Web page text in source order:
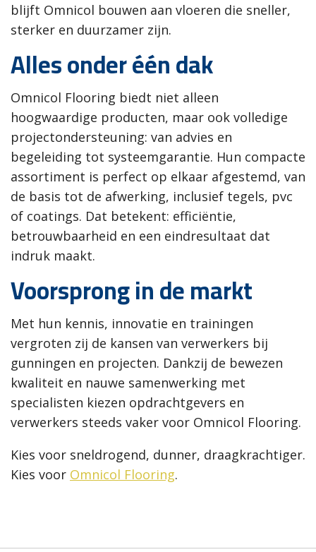
blijft Omnicol bouwen aan vloeren die sneller,
sterker en duurzamer zijn.
Alles onder één dak
Omnicol Flooring biedt niet alleen
hoogwaardige producten, maar ook volledige
projectondersteuning: van advies en
begeleiding tot systeemgarantie. Hun compacte
assortiment is perfect op elkaar afgestemd, van
de basis tot de afwerking, inclusief tegels, pvc
of coatings. Dat betekent: efficiëntie,
betrouwbaarheid en een eindresultaat dat
indruk maakt.
Voorsprong in de markt
Met hun kennis, innovatie en trainingen
vergroten zij de kansen van verwerkers bij
gunningen en projecten. Dankzij de bewezen
kwaliteit en nauwe samenwerking met
specialisten kiezen opdrachtgevers en
verwerkers steeds vaker voor Omnicol Flooring.
Kies voor sneldrogend, dunner, draagkrachtiger.
Kies voor Omnicol Flooring.